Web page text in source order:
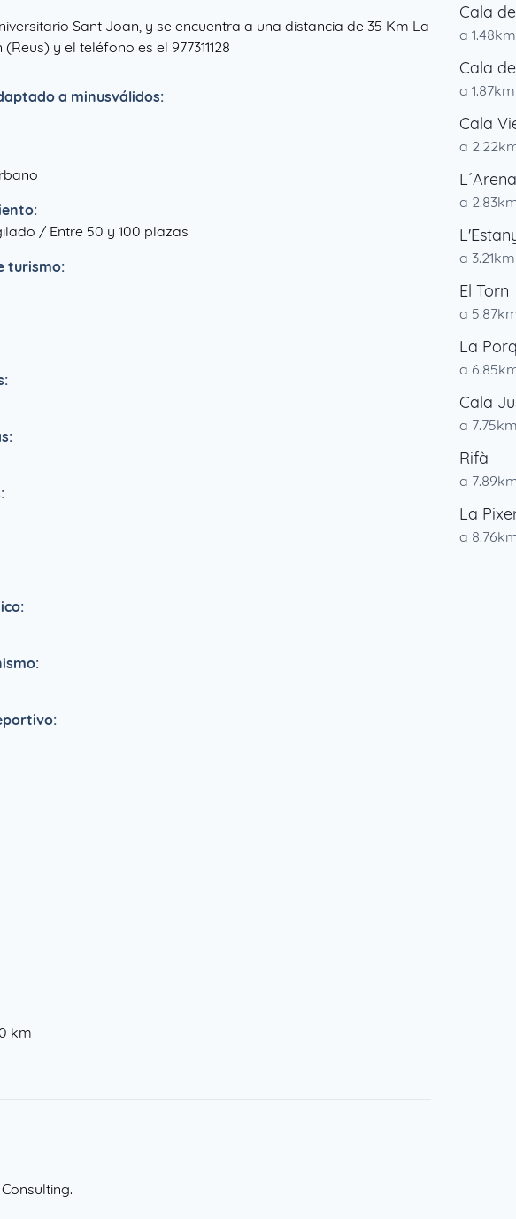
Sant Joan, y se encuentra a una distancia de 35 Km La
y el teléfono es el 977311128
a minusválidos:
/ Entre 50 y 100 plazas
turismo:
km
Cala
a 1.48km
Cala
a 1.87km
Cala
a
a
a 3.21km
El Torn
a
La
a
Cala
a 7.75km
Rifà
a
La
a